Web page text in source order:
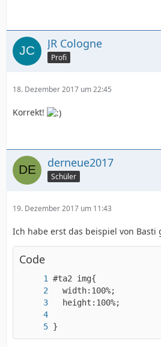
JR Cologne
Profi
18. Dezember 2017 um 22:45
Korrekt!
derneue2017
Schüler
19. Dezember 2017 um 11:43
Ich habe erst das beispiel von Basti
Code
}